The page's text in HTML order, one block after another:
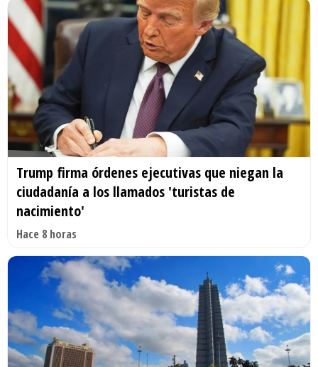
Trump firma órdenes ejecutivas que niegan la
ciudadanía a los llamados 'turistas de
nacimiento'
Hace 8 horas